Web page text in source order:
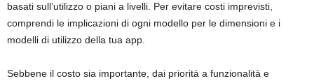
basati sull’utilizzo o piani a livelli. Per evitare costi imprevisti,
comprendi le implicazioni di ogni modello per le dimensioni e i
modelli di utilizzo della tua app.
Sebbene il costo sia importante, dai priorità a funzionalità e